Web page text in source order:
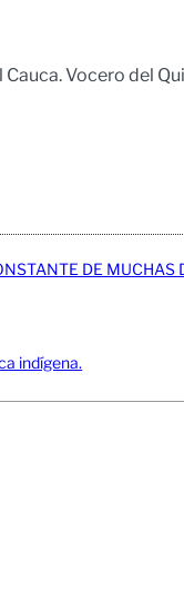
Vocero del
DE MUCHAS
indígena.